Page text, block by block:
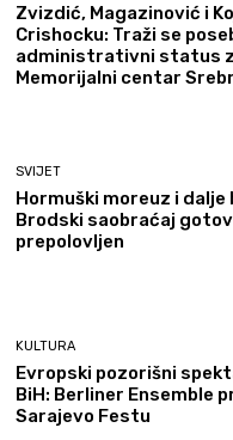
Zvizdić, Magazinović i
Crishocku: Traži se
administrativni status
Memorijalni centar
SVIJET
Hormuški moreuz i dalje
Brodski saobraćaj
prepolovljen
KULTURA
Evropski pozorišni
BiH: Berliner Ensemble
Sarajevo Festu